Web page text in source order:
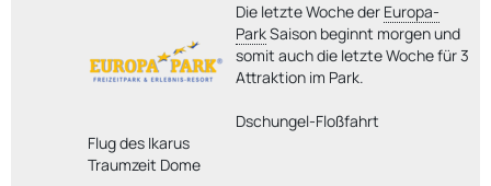
Die letzte Woche der Europa-
ParkSaison beginnt morgen und
somit auch die letzte Woche für 3
Attraktion im Park.
Dschungel-Floßfahrt
Flug des Ikarus
Traumzeit Dome